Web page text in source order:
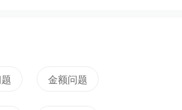
有期徒刑。
前款罪的，依照前款的规定酌
金额问题